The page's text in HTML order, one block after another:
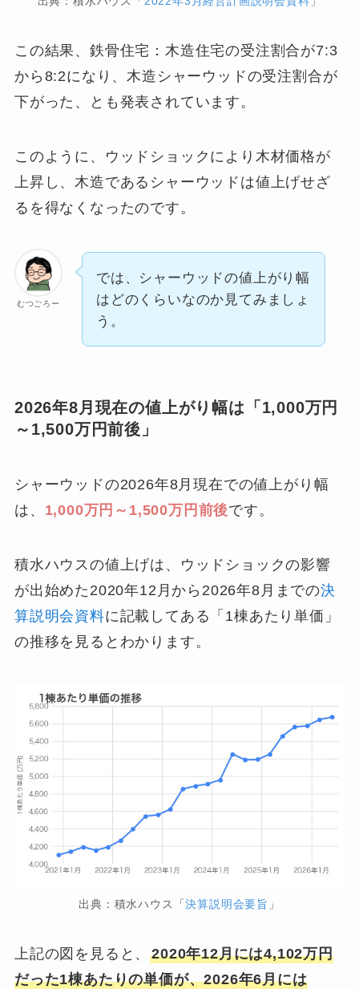
この結果、鉄骨住宅：木造住宅の受注割合が7:3
から8:2になり、木造シャーウッドの受注割合が
下がった、とも発表されています。
このように、ウッドショックにより木材価格が
上昇し、木造であるシャーウッドは値上げせざ
るを得なくなったのです。
むつごろー
では、シャーウッドの値上がり幅
はどのくらいなのか見てみましょ
う。
2026年8月現在の値上がり幅は「1,000万円
～1,500万円前後」
シャーウッドの2026年8月現在での値上がり幅
は、 1,000万円～1,500万円前後です。
積水ハウスの値上げは、ウッドショックの影響
が出始めた2020年12月から2026年8月までの決
算説明会資料に記載してある「1棟あたり単価」
の推移を見るとわかります。
出典：積水ハウス「決算説明会要旨 」
上記の図を見ると、2020年12月には4,102万円
だった1棟あたりの単価が、2026年6月には